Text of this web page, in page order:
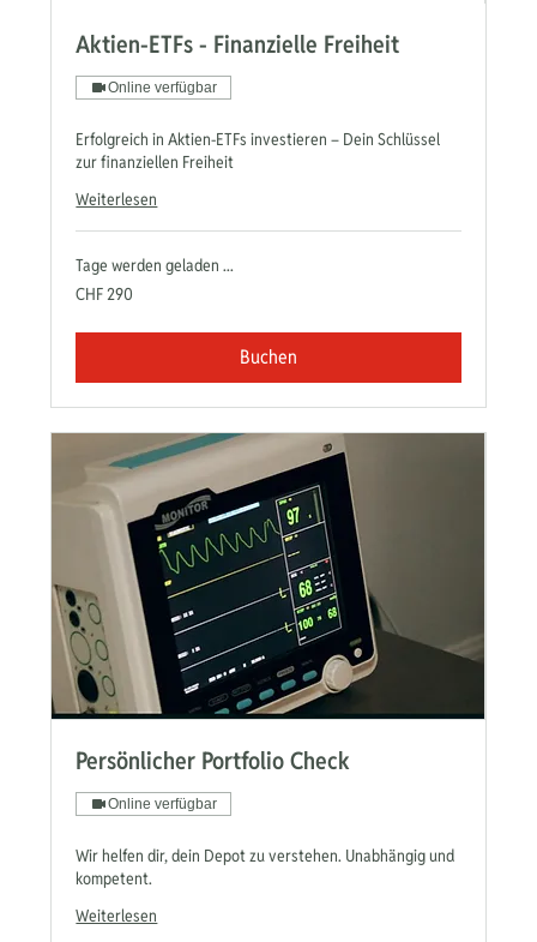
Aktien-ETFs - Finanzielle Freiheit
Online verfügbar
Erfolgreich in Aktien-ETFs investieren – Dein Schlüssel
zur finanziellen Freiheit
Weiterlesen
Tage werden geladen ...
290
Schweizer
CHF 290
Buchen
Persönlicher Portfolio Check
Online verfügbar
Wir helfen dir, dein Depot zu verstehen. Unabhängig und
kompetent.
Weiterlesen